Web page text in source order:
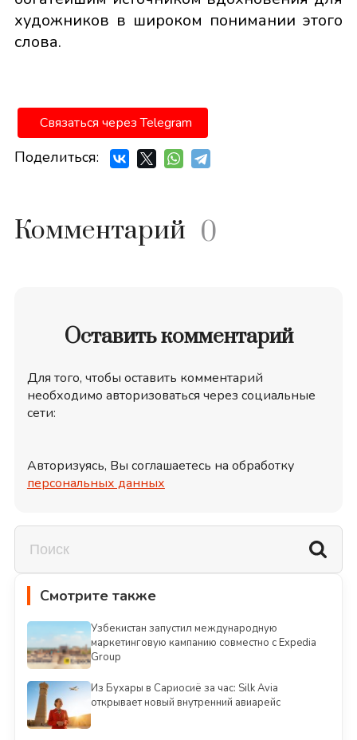
художников в широком понимании этого
слова.
Связаться через Telegram
Поделиться:
Комментарий 0
Оставить комментарий
Для того, чтобы оставить комментарий
необходимо авторизоваться через социальные
сети:
Авторизуясь, Вы соглашаетесь на обработку
персональных данных
Смотрите также
Узбекистан запустил международную
маркетинговую кампанию совместно с Expedia
Group
Из Бухары в Сариосиё за час: Silk Avia
открывает новый внутренний авиарейс